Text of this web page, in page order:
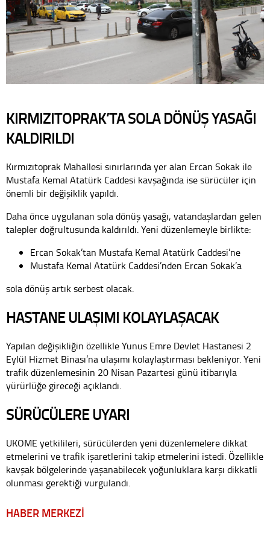
KIRMIZITOPRAK’TA SOLA DÖNÜŞ YASAĞI
KALDIRILDI
Kırmızıtoprak Mahallesi sınırlarında yer alan Ercan Sokak ile
Mustafa Kemal Atatürk Caddesi kavşağında ise sürücüler için
önemli bir değişiklik yapıldı.
Daha önce uygulanan sola dönüş yasağı, vatandaşlardan gelen
talepler doğrultusunda kaldırıldı. Yeni düzenlemeyle birlikte:
Ercan Sokak’tan Mustafa Kemal Atatürk Caddesi’ne
Mustafa Kemal Atatürk Caddesi’nden Ercan Sokak’a
sola dönüş artık serbest olacak.
HASTANE ULAŞIMI KOLAYLAŞACAK
Yapılan değişikliğin özellikle Yunus Emre Devlet Hastanesi 2
Eylül Hizmet Binası’na ulaşımı kolaylaştırması bekleniyor. Yeni
trafik düzenlemesinin 20 Nisan Pazartesi günü itibarıyla
yürürlüğe gireceği açıklandı.
SÜRÜCÜLERE UYARI
UKOME yetkilileri, sürücülerden yeni düzenlemelere dikkat
etmelerini ve trafik işaretlerini takip etmelerini istedi. Özellikle
kavşak bölgelerinde yaşanabilecek yoğunluklara karşı dikkatli
olunması gerektiği vurgulandı.
HABER MERKEZİ